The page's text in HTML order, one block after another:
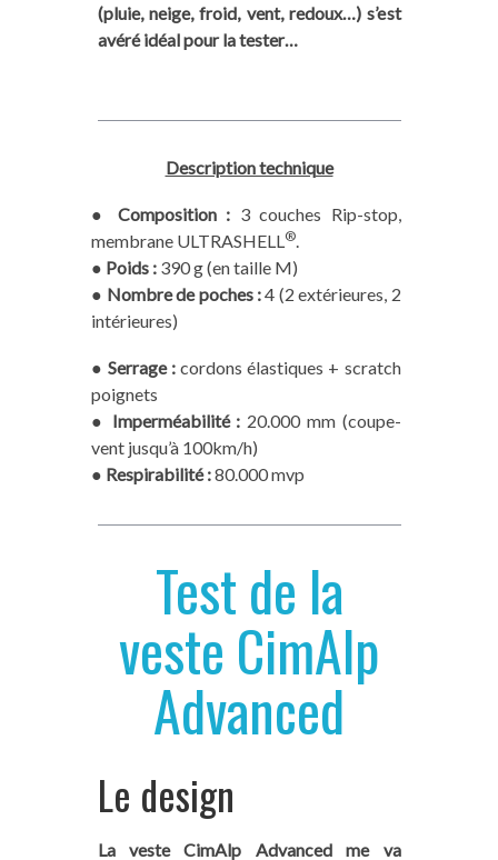
(pluie, neige, froid, vent, redoux…) s’est
avéré idéal pour la tester…
Description technique
● Composition : 3 couches Rip-stop,
membrane ULTRASHELL®.
● Poids : 390 g (en taille M)
● Nombre de poches :4 (2 extérieures, 2
intérieures)
●Serrage : cordons élastiques + scratch
poignets
● Imperméabilité : 20.000 mm (coupe-
vent jusqu’à 100km/h)
● Respirabilité :80.000 mvp
Test de la
veste CimAlp
Advanced
Le design
La veste CimAlp Advanced me va